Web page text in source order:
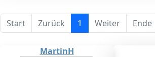
Start Zurück 1 Weiter Ende
MartinH